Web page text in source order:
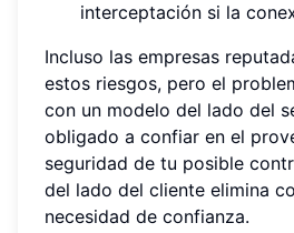
interceptación si la
Incluso las empresas
estos riesgos, pero el
con un modelo del lado del
obligado a confiar en el
seguridad de tu posible
del lado del cliente elimina
necesidad de confianza.